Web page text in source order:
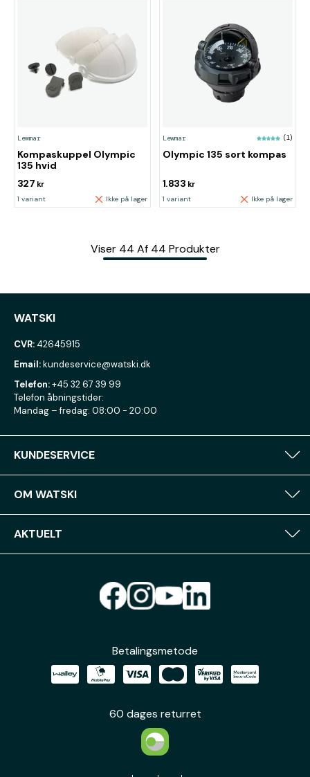
Lewmar
Kompaskuppel Olympic
135 hvid
327 kr
1 variant Ikke på lager
Lewmar (1)
Olympic 135 sort kompas
1.833 kr
1 variant Ikke på lager
Viser 44 Af 44 Produkter
WATSKI
CVR: 42645915
Email:kundeservice@watski.dk
Telefon:+45 32 67 39 99
Telefon åbningstider:
Mandag – fredag: 08:00 - 20:00
KUNDESERVICE
OM WATSKI
AKTUELT
Betalingsmetode
60 dages returret